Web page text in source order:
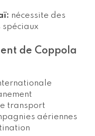
nécessite des
spéciaux
de Coppola
transport
aériennes